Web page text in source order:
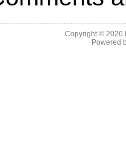
Copyright © 2026
Powered